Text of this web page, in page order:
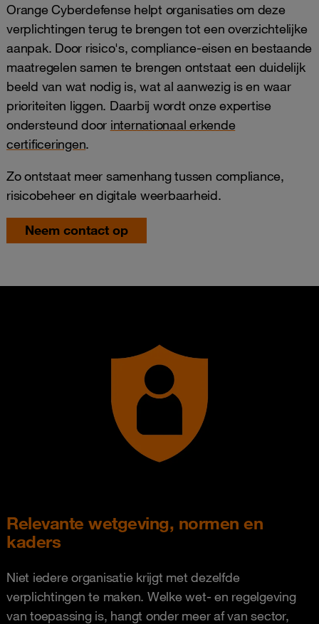
Orange Cyberdefense helpt organisaties om deze
verplichtingen terug te brengen tot een overzichtelijke
aanpak. Door risico's, compliance-eisen en bestaande
maatregelen samen te brengen ontstaat een duidelijk
beeld van wat nodig is, wat al aanwezig is en waar
prioriteiten liggen. Daarbij wordt onze expertise
ondersteund door internationaal erkende
certificeringen.
Zo ontstaat meer samenhang tussen compliance,
risicobeheer en digitale weerbaarheid.
Neem contact op
Relevante wetgeving, normen en
kaders
Niet iedere organisatie krijgt met dezelfde
verplichtingen te maken. Welke wet- en regelgeving
van toepassing is, hangt onder meer af van sector,